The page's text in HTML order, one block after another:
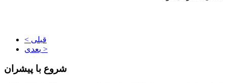
< قبلی
بعدی >
شروع با پیشران